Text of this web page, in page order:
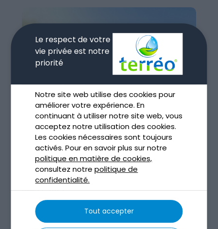
Le respect de votre
vie privée est notre
priorité
Notre site web utilise des cookies pour
améliorer votre expérience. En
continuant à utiliser notre site web, vous
acceptez notre utilisation des cookies.
Les cookies nécessaires sont toujours
activés. Pour en savoir plus sur notre
politique en matière de cookies,
consultez notrepolitique de
confidentialité.
Tout accepter
Assainissement non collectif : le guide que tout
le monde devrait lire
Nov 27, 2025
lire plus